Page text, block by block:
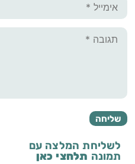
לשליחת המלצה עם
תמונה תלחצי כאן